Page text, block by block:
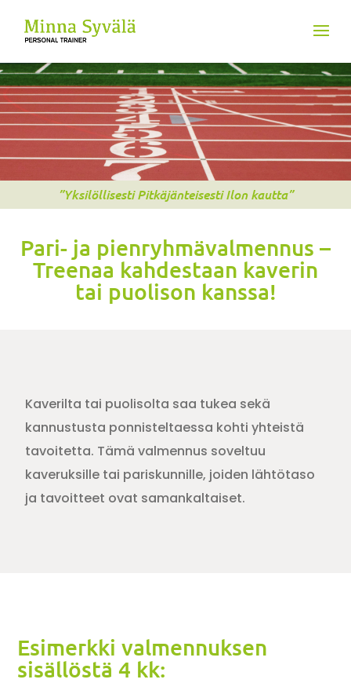
”Yksilöllisesti Pitkäjänteisesti Ilon kautta”
Pari- ja pienryhmävalmennus –
Treenaa kahdestaan kaverin
tai puolison kanssa!
Kaverilta tai puolisolta saa tukea sekä
kannustusta ponnisteltaessa kohti yhteistä
tavoitetta. Tämä valmennus soveltuu
kaveruksille tai pariskunnille, joiden lähtötaso
ja tavoitteet ovat samankaltaiset.
Esimerkki valmennuksen
sisällöstä 4 kk: